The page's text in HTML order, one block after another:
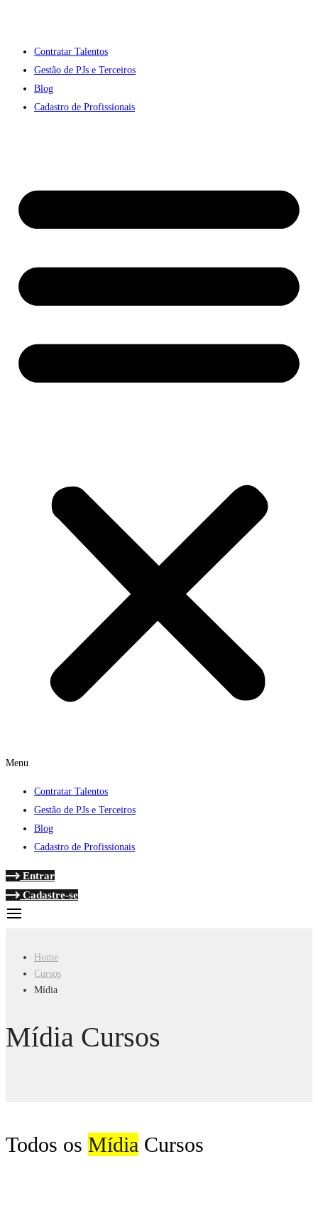
Contratar Talentos
Gestão de PJs e Terceiros
Blog
Cadastro de Profissionais
Menu
Contratar Talentos
Gestão de PJs e Terceiros
Blog
Cadastro de Profissionais
Entrar
Cadastre-se
Home
Cursos
Mídia
Mídia Cursos
Todos os Mídia Cursos